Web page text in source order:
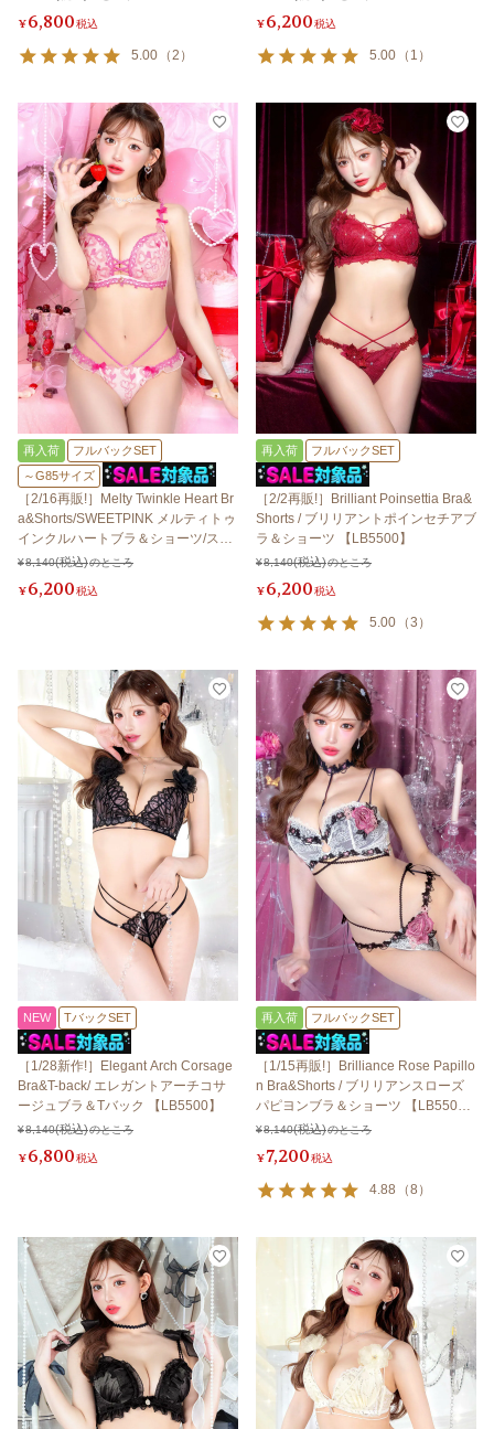
¥6,800税込
5.00 （2 ）
¥6,200税込
5.00 （ 1 ）
再入荷
フルバックSET
～G85サイズ
［2/16再販!］Melty Twinkle Heart Br
a&Shorts/SWEETPINK メルティトゥ
インクルハートブラ＆ショーツ/スイ
ートピンク 【LB5500】
¥8,140 のところ
¥6,200税込
再入荷 フルバックSET
［2/2再販!］Brilliant Poinsettia Bra&
Shorts / ブリリアントポインセチアブ
ラ＆ショーツ 【LB5500】
¥8,140 のところ
¥6,200税込
5.00 （3 ）
NEW TバックSET
［1/28新作!］Elegant Arch Corsage
Bra&T-back/ エレガントアーチコサ
ージュブラ＆Tバック 【LB5500】
¥8,140 のところ
¥6,800税込
再入荷 フルバックSET
［1/15再販!］Brilliance Rose Papillo
n Bra&Shorts / ブリリアンスローズ
パピヨンブラ＆ショーツ 【LB550
0】
¥8,140 のところ
¥7,200税込
4.88 （8 ）